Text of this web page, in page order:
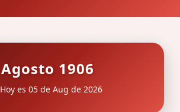
Agosto 1906
Hoy es 05 de Aug de 2026